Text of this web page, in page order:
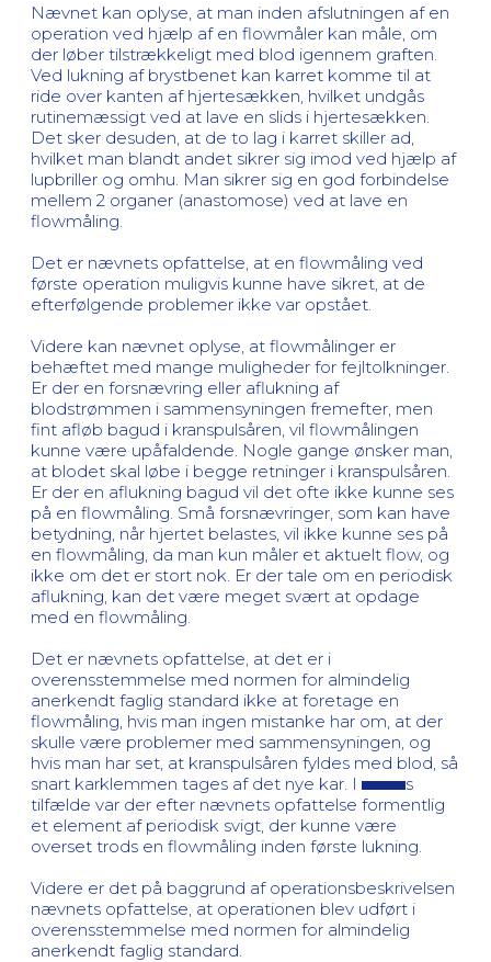
Nævnet kan oplyse, at man inden afslutningen af en
operation ved hjælp af en flowmåler kan måle, om
der løber tilstrækkeligt med blod igennem graften.
Ved lukning af brystbenet kan karret komme til at
ride over kanten af hjertesækken, hvilket undgås
rutinemæssigt ved at lave en slids i hjertesækken.
Det sker desuden, at de to lag i karret skiller ad,
hvilket man blandt andet sikrer sig imod ved hjælp af
lupbriller og omhu. Man sikrer sig en god forbindelse
mellem 2 organer (anastomose) ved at lave en
flowmåling.
Det er nævnets opfattelse, at en flowmåling ved
første operation muligvis kunne have sikret, at de
efterfølgende problemer ikke var opstået.
Videre kan nævnet oplyse, at flowmålinger er
behæftet med mange muligheder for fejltolkninger.
Er der en forsnævring eller aflukning af
blodstrømmen i sammensyningen fremefter, men
fint afløb bagud i kranspulsåren, vil flowmålingen
kunne være upåfaldende. Nogle gange ønsker man,
at blodet skal løbe i begge retninger i kranspulsåren.
Er der en aflukning bagud vil det ofte ikke kunne ses
på en flowmåling. Små forsnævringer, som kan have
betydning, når hjertet belastes, vil ikke kunne ses på
en flowmåling, da man kun måler et aktuelt flow, og
ikke om det er stort nok. Er der tale om en periodisk
aflukning, kan det være meget svært at opdage
med en flowmåling.
Det er nævnets opfattelse, at det er i
overensstemmelse med normen for almindelig
anerkendt faglig standard ikke at foretage en
flowmåling, hvis man ingen mistanke har om, at der
skulle være problemer med sammensyningen, og
hvis man har set, at kranspulsåren fyldes med blod, så
snart karklemmen tages af det nye kar. I
s
tilfælde var der efter nævnets opfattelse formentlig
et element af periodisk svigt, der kunne være
overset trods en flowmåling inden første lukning.
Videre er det på baggrund af operationsbeskrivelsen
nævnets opfattelse, at operationen blev udført i
overensstemmelse med normen for almindelig
anerkendt faglig standard.